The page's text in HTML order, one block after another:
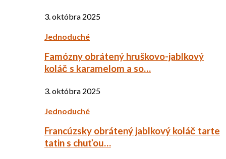
3. októbra 2025
Jednoduché
Famózny obrátený hruškovo-jablkový
koláč s karamelom a so…
3. októbra 2025
Jednoduché
Francúzsky obrátený jablkový koláč tarte
tatin s chuťou…